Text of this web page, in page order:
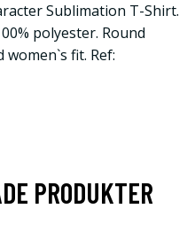
Sublimation T-Shirt.
polyester. Round
fit. Ref:
PRODUKTER